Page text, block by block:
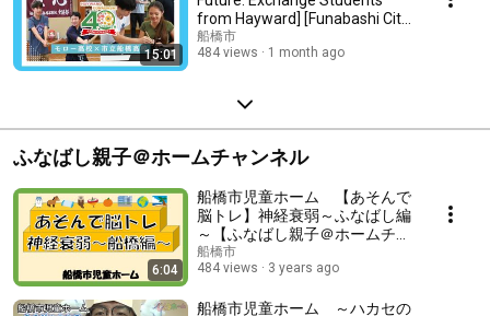
15:01
from Hayward] [Funabashi City
Child Guida...
船橋市
484 views
1 month ago
ふなばし親子＠ホームチャンネル
6:04
船橋市児童ホーム 【あそんで
脳トレ】神経衰弱～ふなばし編
～【ふなばし親子＠ホームチャ
ンネル】
船橋市
484 views
3 years ago
船橋市児童ホーム ～ハカセの